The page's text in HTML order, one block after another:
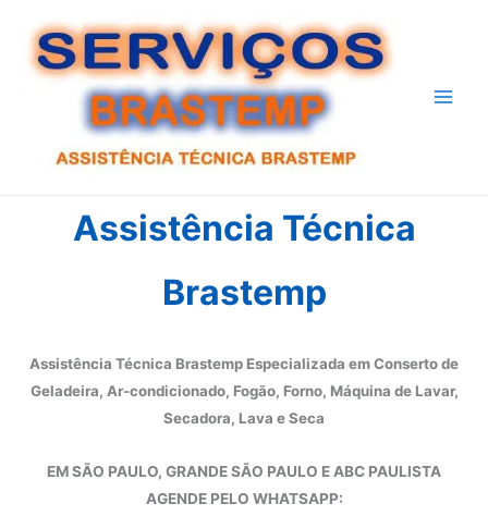
para
Assistência Técnica
Brastemp
Assistência Técnica Brastemp Especializada em Conserto de
Geladeira, Ar-condicionado, Fogão, Forno, Máquina de Lavar,
Secadora, Lava e Seca
EM SÃO PAULO, GRANDE SÃO PAULO E ABC PAULISTA
AGENDE PELO WHATSAPP: